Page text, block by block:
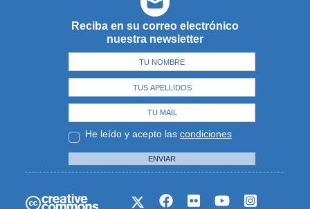
Reciba en su correo electrónico
nuestra newsletter
He leído y acepto las condiciones
ENVIAR